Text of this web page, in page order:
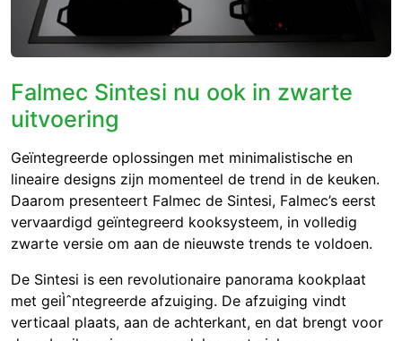
Falmec Sintesi nu ook in zwarte
uitvoering
Geïntegreerde oplossingen met minimalistische en
lineaire designs zijn momenteel de trend in de keuken.
Daarom presenteert Falmec de Sintesi, Falmec’s eerst
vervaardigd geïntegreerd kooksysteem, in volledig
zwarte versie om aan de nieuwste trends te voldoen.
De Sintesi is een revolutionaire panorama kookplaat
met geiÌˆntegreerde afzuiging. De afzuiging vindt
verticaal plaats, aan de achterkant, en dat brengt voor